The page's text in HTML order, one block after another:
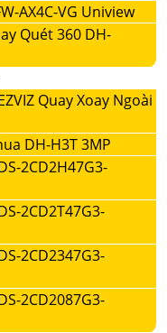
AX4C-VG Uniview
Quét 360 DH-
Quay Xoay Ngoài
DH-H3T 3MP
2CD2H47G3-
2CD2T47G3-
2CD2347G3-
2CD2087G3-